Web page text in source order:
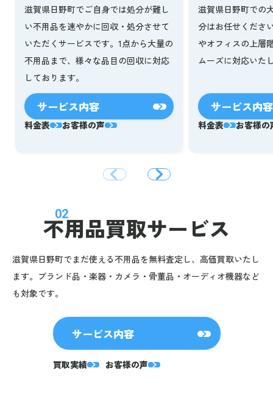
滋賀県日野町でご自身では処分が難し
い不用品を速やかに回収・処分させて
いただくサービスです。1点から大量の
不用品まで、様々な品目の回収に対応
しております。
サービス内容
料金表 お客様の声
滋賀県日野町での
分はお任せくださ
やオフィスの上層
ムーズに対応いた
サービス内容
料金表 お客様の
02
不用品買取サービス
滋賀県日野町でまだ使える不用品を無料査定し、高価買取いたし
ます。ブランド品・楽器・カメラ・骨董品・オーディオ機器など
も対象です。
サービス内容
買取実績 お客様の声